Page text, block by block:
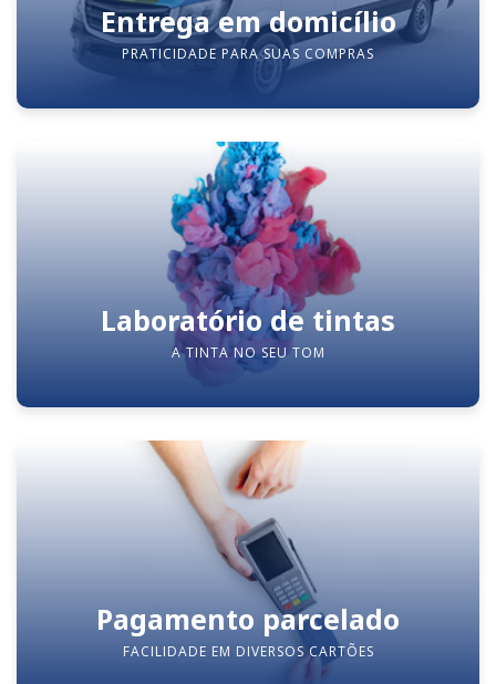
Entrega em domicílio
PRATICIDADE PARA SUAS COMPRAS
Laboratório de tintas
A TINTA NO SEU TOM
Pagamento parcelado
FACILIDADE EM DIVERSOS CARTÕES